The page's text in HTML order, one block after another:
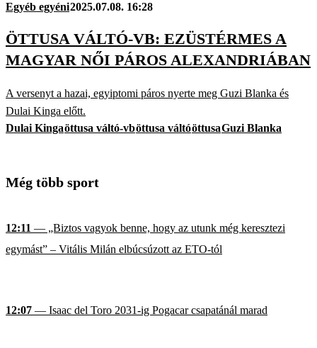
Egyéb egyéni2025.07.08. 16:28
ÖTTUSA VÁLTÓ-VB: EZÜSTÉRMES A
MAGYAR NŐI PÁROS ALEXANDRIÁBAN
A versenyt a hazai, egyiptomi páros nyerte meg Guzi Blanka és
Dulai Kinga előtt.
Dulai Kingaöttusa váltó-vböttusa váltóöttusaGuzi Blanka
Még több sport
12:11 — „Biztos vagyok benne, hogy az utunk még keresztezi
egymást” – Vitális Milán elbúcsúzott az ETO-tól
12:07 — Isaac del Toro 2031-ig Pogacar csapatánál marad